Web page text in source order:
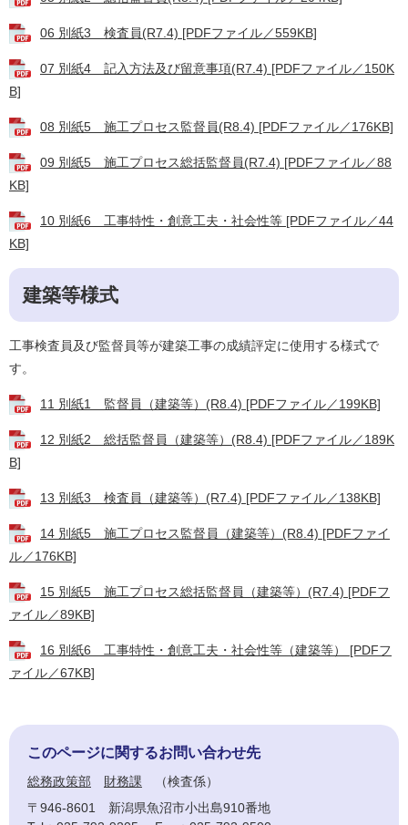
06 別紙3 検査員(R7.4) [PDFファイル／559KB]
07 別紙4 記入方法及び留意事項(R7.4) [PDFファイル／150K
B]
08 別紙5 施工プロセス監督員(R8.4) [PDFファイル／176KB]
09 別紙5 施工プロセス総括監督員(R7.4) [PDFファイル／88
KB]
10 別紙6 工事特性・創意工夫・社会性等 [PDFファイル／44
KB]
建築等様式
工事検査員及び監督員等が建築工事の成績評定に使用する様式で
す。
11 別紙1 監督員（建築等）(R8.4) [PDFファイル／199KB]
12 別紙2 総括監督員（建築等）(R8.4) [PDFファイル／189K
B]
13 別紙3 検査員（建築等）(R7.4) [PDFファイル／138KB]
14 別紙5 施工プロセス監督員（建築等）(R8.4) [PDFファイ
ル／176KB]
15 別紙5 施工プロセス総括監督員（建築等）(R7.4) [PDFフ
ァイル／89KB]
16 別紙6 工事特性・創意工夫・社会性等（建築等） [PDFフ
ァイル／67KB]
このページに関するお問い合わせ先
総務政策部 財務課
検査係
〒946-8601
新潟県魚沼市小出島910番地